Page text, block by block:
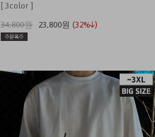
[ 3color ]
34,800원
23,800원 (32%↓)